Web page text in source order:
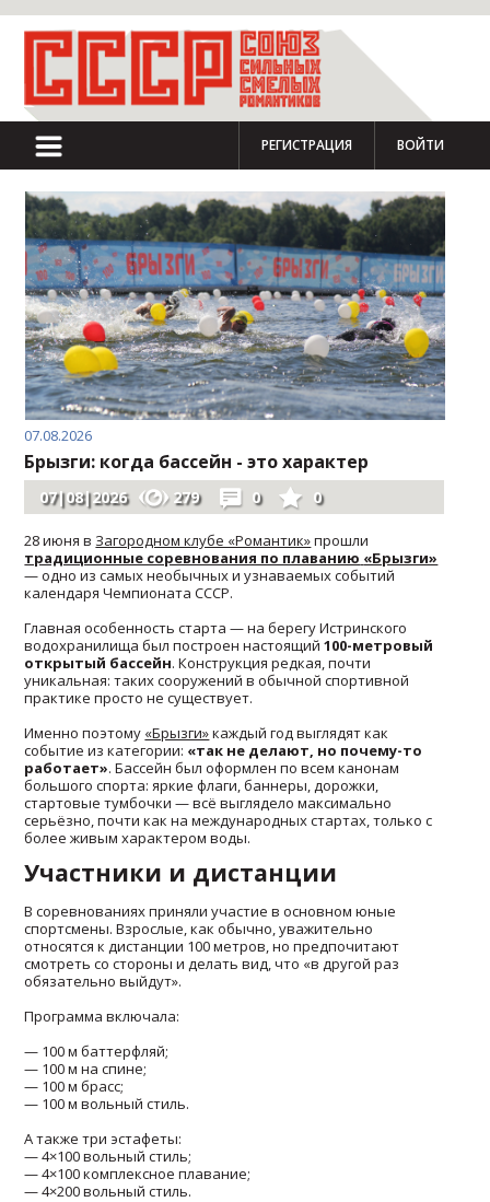
РЕГИСТРАЦИЯ ВОЙТИ
07.08.2026
Брызги: когда бассейн - это характер
07|08|2026 279 0 0
28 июня в Загородном клубе «Романтик»прошли
традиционные соревнования по плаванию «Брызги»
— одно из самых необычных и узнаваемых событий
календаря Чемпионата СССР.
Главная особенность старта — на берегу Истринского
водохранилища был построен настоящий100-метровый
открытый бассейн. Конструкция редкая, почти
уникальная: таких сооружений в обычной спортивной
практике просто не существует.
Именно поэтому «Брызги»каждый год выглядят как
событие из категории: «так не делают, но почему-то
работает». Бассейн был оформлен по всем канонам
большого спорта: яркие флаги, баннеры, дорожки,
стартовые тумбочки — всё выглядело максимально
серьёзно, почти как на международных стартах, только с
более живым характером воды.
Участники и дистанции
В соревнованиях приняли участие в основном юные
спортсмены. Взрослые, как обычно, уважительно
относятся к дистанции 100 метров, но предпочитают
смотреть со стороны и делать вид, что «в другой раз
обязательно выйдут».
Программа включала:
— 100 м баттерфляй;
— 100 м на спине;
— 100 м брасс;
— 100 м вольный стиль.
А также три эстафеты:
— 4×100 вольный стиль;
— 4×100 комплексное плавание;
— 4×200 вольный стиль.